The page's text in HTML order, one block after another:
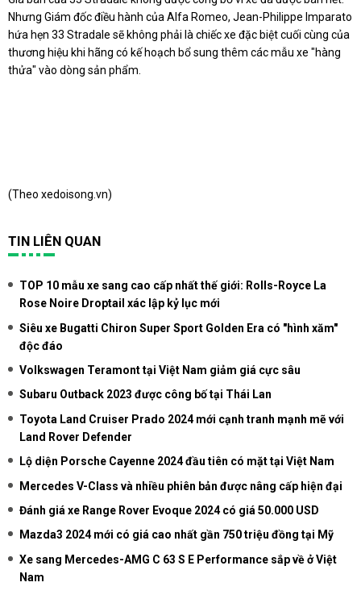
Nhưng Giám đốc điều hành của Alfa Romeo, Jean-Philippe Imparato
hứa hẹn 33 Stradale sẽ không phải là chiếc xe đặc biệt cuối cùng của
thương hiệu khi hãng có kế hoạch bổ sung thêm các mẫu xe "hàng
thửa" vào dòng sản phẩm.
(Theo xedoisong.vn)
TIN LIÊN QUAN
TOP 10 mẫu xe sang cao cấp nhất thế giới: Rolls-Royce La
Rose Noire Droptail xác lập kỷ lục mới
Siêu xe Bugatti Chiron Super Sport Golden Era có "hình xăm"
độc đáo
Volkswagen Teramont tại Việt Nam giảm giá cực sâu
Subaru Outback 2023 được công bố tại Thái Lan
Toyota Land Cruiser Prado 2024 mới cạnh tranh mạnh mẽ với
Land Rover Defender
Lộ diện Porsche Cayenne 2024 đầu tiên có mặt tại Việt Nam
Mercedes V-Class và nhiều phiên bản được nâng cấp hiện đại
Đánh giá xe Range Rover Evoque 2024 có giá 50.000 USD
Mazda3 2024 mới có giá cao nhất gần 750 triệu đồng tại Mỹ
Xe sang Mercedes-AMG C 63 S E Performance sắp về ở Việt
Nam